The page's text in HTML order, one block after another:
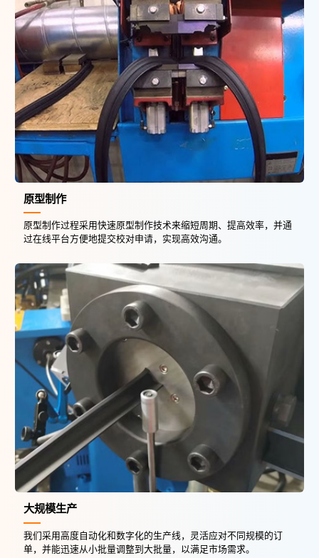
原型制作
原型制作过程采用快速原型制作技术来缩短周期、提高效率，并通
过在线平台方便地提交校对申请，实现高效沟通。
大规模生产
我们采用高度自动化和数字化的生产线，灵活应对不同规模的订
单，并能迅速从小批量调整到大批量，以满足市场需求。